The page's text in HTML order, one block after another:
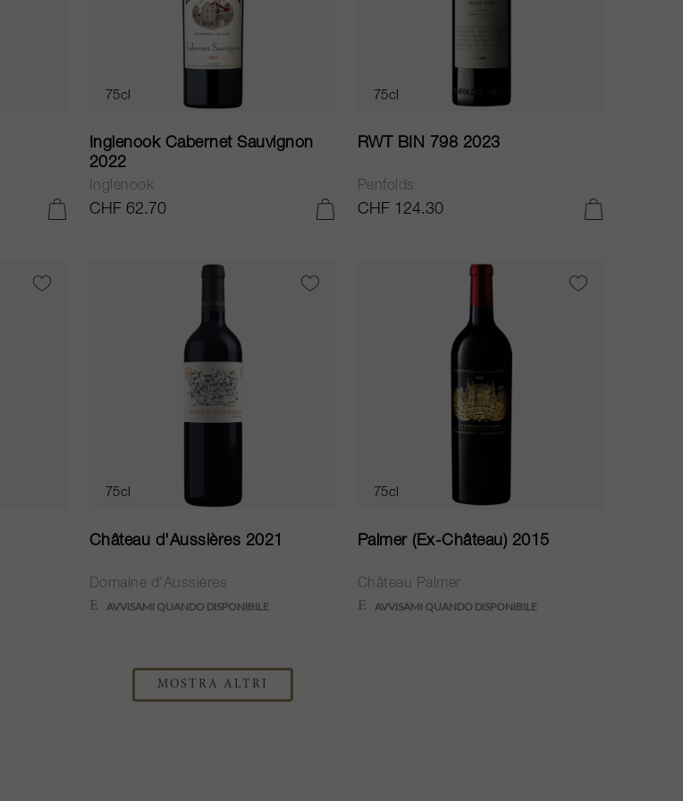
75cl
Inglenook Cabernet Sauvignon
2022
Inglenook
CHF 62.70
75cl
RWT BIN 798 2023
Penfolds
CHF 124.30
75cl
Château d'Aussières 2021
Domaine d’Aussières
75cl
Palmer (Ex-Château) 2015
Château Palmer
MOSTRA ALTRI